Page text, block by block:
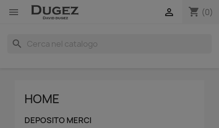
 shopping_cart (0)

search
HOME
DEPOSITO MERCI